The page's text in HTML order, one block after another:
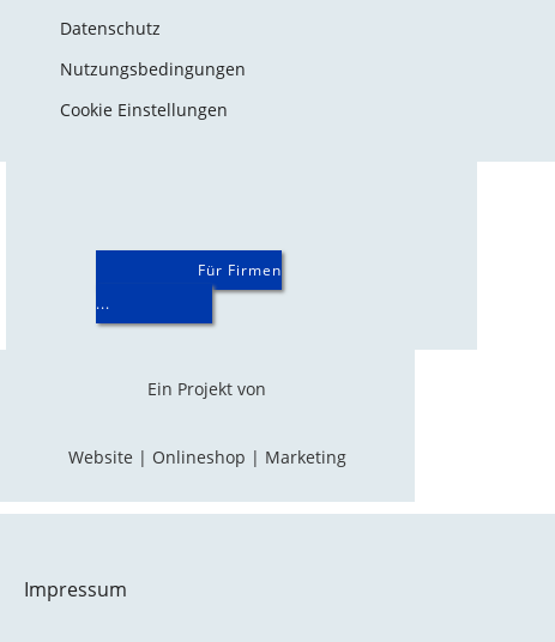
Datenschutz
Nutzungsbedingungen
Cookie Einstellungen
Für Firmen
...
Ein Projekt von
Website | Onlineshop | Marketing
Impressum